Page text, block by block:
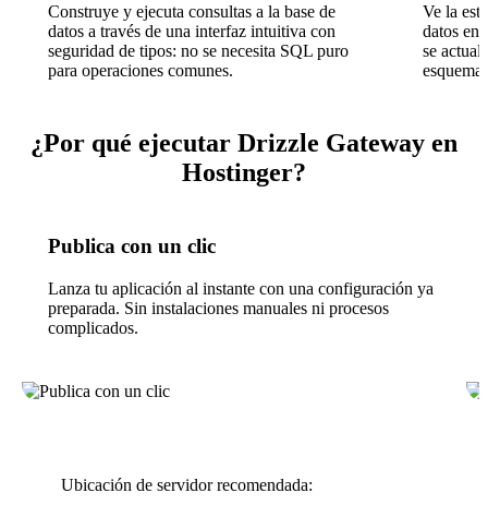
Construye y ejecuta consultas a la base de
datos a través de una interfaz intuitiva con
seguridad de tipos: no se necesita SQL puro
para operaciones comunes.
Ve la
datos en
se
esquema.
¿Por qué ejecutar Drizzle Gateway en
Hostinger?
Publica con un clic
Lanza tu aplicación al instante con una configuración ya
preparada. Sin instalaciones manuales ni procesos
complicados.
Ubicación de servidor recomendada: